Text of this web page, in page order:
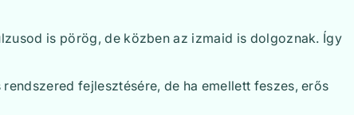
is pörög, de közben az izmaid is dolgoznak. Így
fejlesztésére, de ha emellett feszes, erős